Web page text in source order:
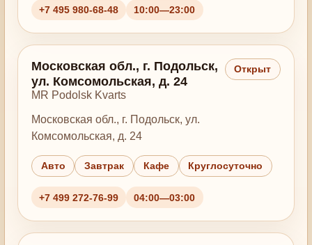
+7 495 980-68-48 10:00—23:00
Московская обл., г. Подольск,
ул. Комсомольская, д. 24
MR Podolsk Kvarts
Открыт
Московская обл., г. Подольск, ул.
Комсомольская, д. 24
Авто Завтрак Кафе Круглосуточно
+7 499 272-76-99 04:00—03:00